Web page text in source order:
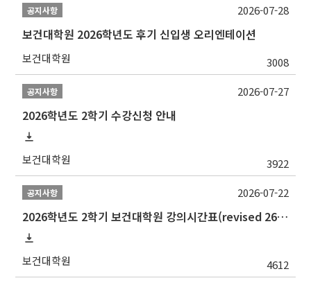
공지사항
보건대학원 2026학년도 후기 신입생 오리엔테이션
보건대학원 3008
2026-07-28
공지사항
2026학년도 2학기 수강신청 안내
보건대학원 3922
2026-07-27
공지사항
2026학년도 2학기 보건대학원 강의시간표(revised 260803)(2026 2nd SEMESTER SNU GSPH TIMETABLE)
보건대학원 4612
2026-07-22